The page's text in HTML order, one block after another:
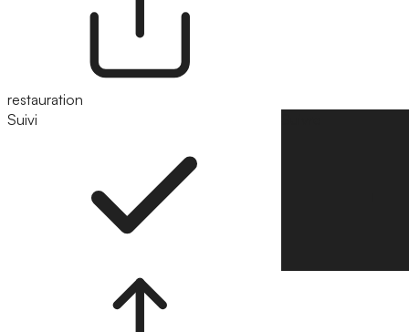
restauration
Suivi